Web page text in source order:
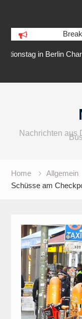
am
IFA
Nachrichten aus
Home
Allgemein
Schüsse am